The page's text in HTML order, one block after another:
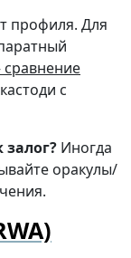
профиля. Для
с
Иногда
оракулы/